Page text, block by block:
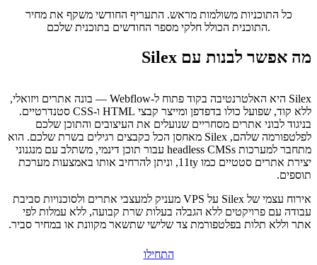
כל התוכניות משולמות מראש. התעריף החודשי משקף את מחיר
התוכנית הכולל חלקי מספר החודשים בתוכנית שלכם.
מה אפשר לבנות עם Silex
Silex היא האלטרנטיבה בקוד פתוח ל-Webflow — בונה אתרים ויזואלי,
ללא קוד, שפועל כולו בדפדפן ומייצר קבצי HTML ו-CSS סטנדרטיים.
בניגוד לבוני אתרים מסחריים שנועלים את העיצובים והתוכן שלכם
לפלטפורמה שלהם, Silex מאחסן הכל כקבצים רגילים בשרת שלכם. הוא
מתחבר למערכות headless CMSs עבור תוכן דינמי, משתלב עם מנגנוני
יצירת אתרים סטטיים כמו 11ty, וניתן להרחיב אותו באמצעות מערכת
תוספים.
אירוח עצמי של Silex על VPS מעניק למעצבי אתרים ולסוכנויות סביבת
עבודה עם פרויקטים ללא הגבלה בעלות שרת קבועה, ללא עמלות לפי
אתר וללא תלות בפלטפורמת צד שלישי שתשאר מקוונת או במחיר סביר.
התחילו